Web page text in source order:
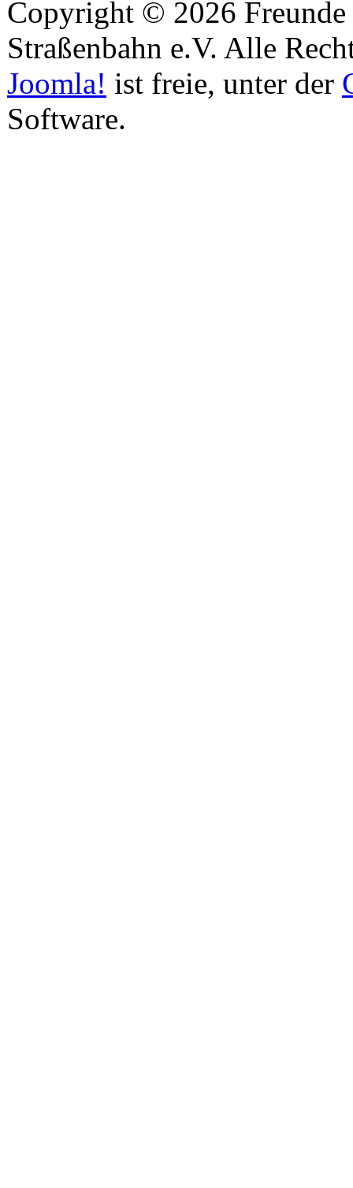
Copyright © 2026
Straßenbahn e.V. Alle
Joomla! ist freie, unter der
Software.